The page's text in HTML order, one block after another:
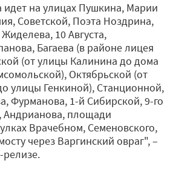
идет на улицах Пушкина, Марии
Советской, Поэта Ноздрина,
10 Августа,
Багаева (в районе лицея
(от улицы Калинина до дома
Октябрьской (от
улицы Генкиной), Станционной,
Фурманова, 1-й Сибирской, 9-го
Андрианова, площади
Врачебном, Семеновского,
через Варгинский овраг", –
релизе.